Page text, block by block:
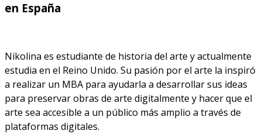
en España
Nikolina es estudiante de historia del arte y actualmente
estudia en el Reino Unido. Su pasión por el arte la inspiró
a realizar un MBA para ayudarla a desarrollar sus ideas
para preservar obras de arte digitalmente y hacer que el
arte sea accesible a un público más amplio a través de
plataformas digitales.